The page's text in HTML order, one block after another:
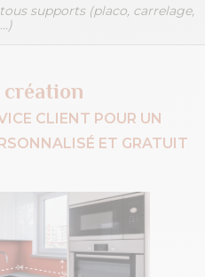
supports (placo, carrelage,
...)
création
CLIENT POUR UN
ET GRATUIT